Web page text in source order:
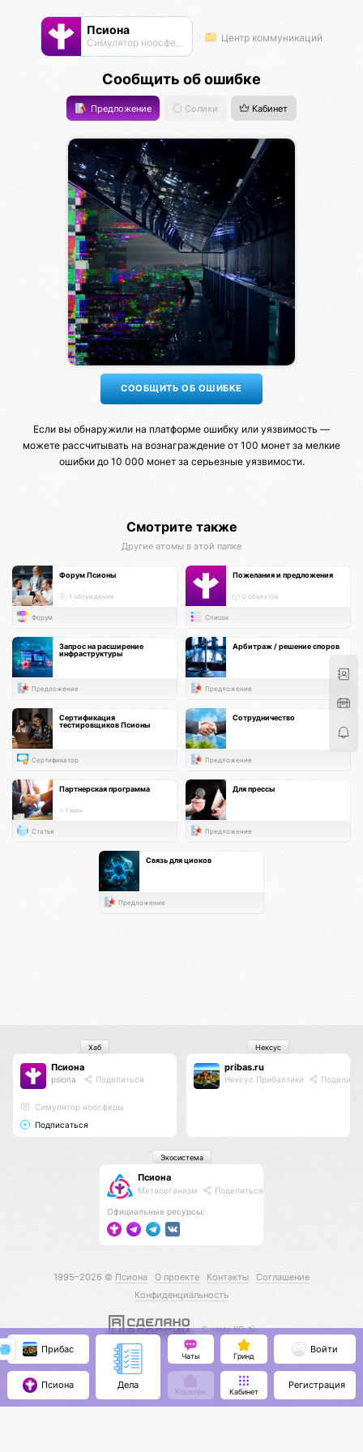
Псиона
Cимулятор ноосферы Центр коммуникаций
Сообщить об ошибке
Предложение Солики Кабинет
Если вы обнаружили на платформе ошибку или уязвимость —
можете рассчитывать на вознаграждение от 100 монет за мелкие
ошибки до 10 000 монет за серьезные уязвимости.
Смотрите также
Другие атомы в этой папке
Форум Псионы
1 обсуждение
Форум
Пожелания и предложения
0 объектов
Список
Запрос на расширение
инфраструктуры
Предложение
Арбитраж / решение споров
Предложение
Сертификация
тестировщиков Псионы
Сертификатор
Сотрудничество
Предложение
Партнерская программа
< 1 мин.
Статья
Для прессы
Предложение
Связь для циоков
Предложение
Псиона
psiona Поделиться
Cимулятор ноосферы
Подписаться
Хаб
pribas.ru
Нексус Прибалтики
Нексус
Псиона
Метаорганизм Поделиться
Официальные ресурсы:
Экосистема
1995–2026 © Псиона О проекте Контакты
Соглашение
Конфиденциальность
С нами КО 🕉️
Прибас
Псиона Дела
Чаты Гринд
Кошелёк Кабинет
Войти
Регистрация